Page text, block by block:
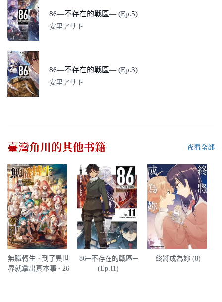
86―不存在的戰區― (Ep.5)
安里アサト
86―不存在的戰區― (Ep.3)
安里アサト
臺灣角川 的其他书籍 查看全部
無職轉生 ~到了異世
界就拿出真本事~ 26
86─不存在的戰區─
(Ep.11)
終將成為妳 (8)